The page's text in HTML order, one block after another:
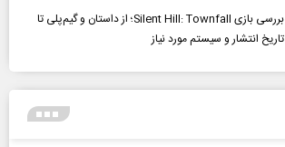
بررسی بازی Silent Hill: Townfall؛ از داستان و گیم‌پلی تا
تاریخ انتشار و سیستم مورد نیاز